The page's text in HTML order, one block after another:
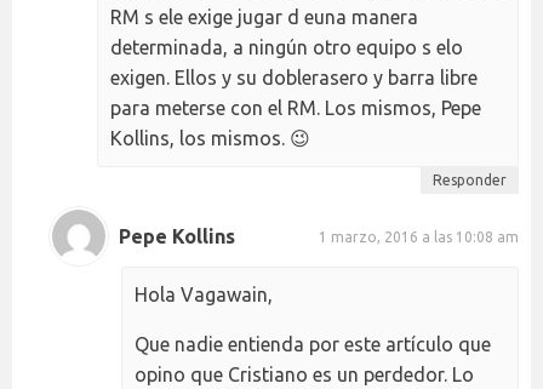
RM s ele exige jugar d euna manera
determinada, a ningún otro equipo s elo
exigen. Ellos y su doblerasero y barra libre
para meterse con el RM. Los mismos, Pepe
Kollins, los mismos. 😉
Responder
Pepe Kollins 1 marzo, 2016 a las 10:08 am
Hola Vagawain,
Que nadie entienda por este artículo que
opino que Cristiano es un perdedor. Lo